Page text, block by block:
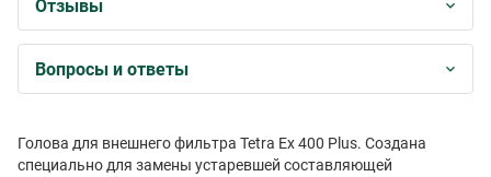
Отзывы
Вопросы и ответы
Голова для внешнего фильтра Tetra Ex 400 Plus. Создана
специально для замены устаревшей составляющей